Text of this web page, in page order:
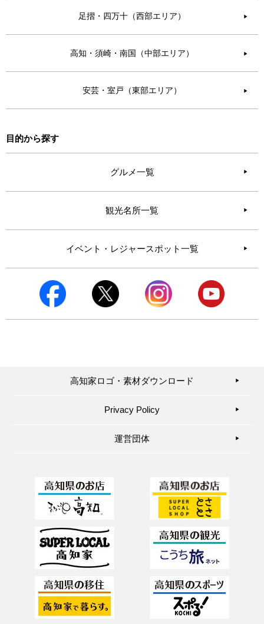
足摺・四万十（西部エリア） ▶︎
高知・須崎・南国（中部エリア） ▶︎
安芸・室戸（東部エリア） ▶︎
目的から探す
グルメ一覧
観光名所一覧
イベント・レジャースポット一覧
高知家ロゴ・素材ダウンロード ▶︎
Privacy Policy ▶︎
運営団体 ▶︎